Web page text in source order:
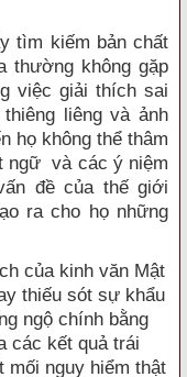
tìm kiếm bản chất
thường không gặp
việc giải thích sai
liêng và ảnh
họ không thể thâm
ngữ và các ý niệm
đề của thế giới
ra cho họ những
của kinh văn Mật
thiếu sót sự khẩu
ngộ chính bằng
các kết quả trái
mối nguy hiểm thật